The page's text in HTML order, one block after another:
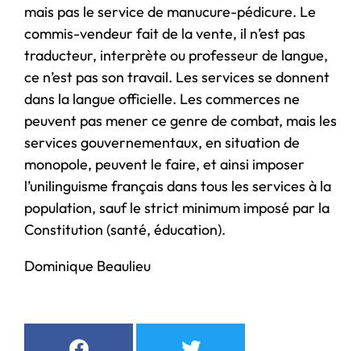
mais pas le service de manucure-pédicure. Le
commis-vendeur fait de la vente, il n’est pas
traducteur, interprète ou professeur de langue,
ce n’est pas son travail. Les services se donnent
dans la langue officielle. Les commerces ne
peuvent pas mener ce genre de combat, mais les
services gouvernementaux, en situation de
monopole, peuvent le faire, et ainsi imposer
l’unilinguisme français dans tous les services à la
population, sauf le strict minimum imposé par la
Constitution (santé, éducation).
Dominique Beaulieu